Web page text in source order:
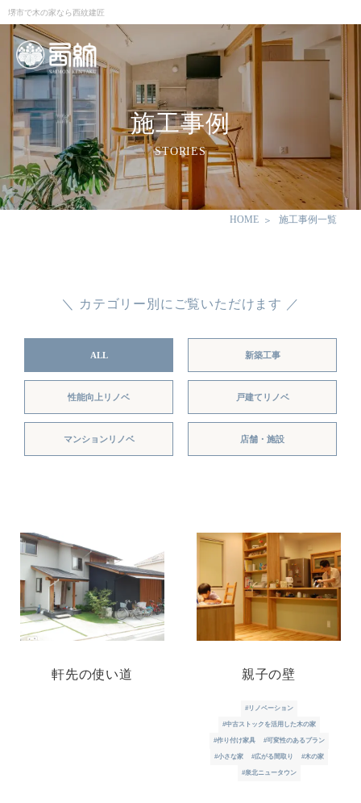
堺市で木の家なら西紋建匠
施工事例
STORIES
HOME 施工事例一覧
＼ カテゴリー別にご覧いただけます ／
ALL 新築工事
性能向上リノベ 戸建てリノベ
マンションリノベ 店舗・施設
軒先の使い道 親子の壁
#リノベーション
#中古ストックを活用した木の家
#作り付け家具 #可変性のあるプラン
#小さな家 #広がる間取り #木の家
#泉北ニュータウン